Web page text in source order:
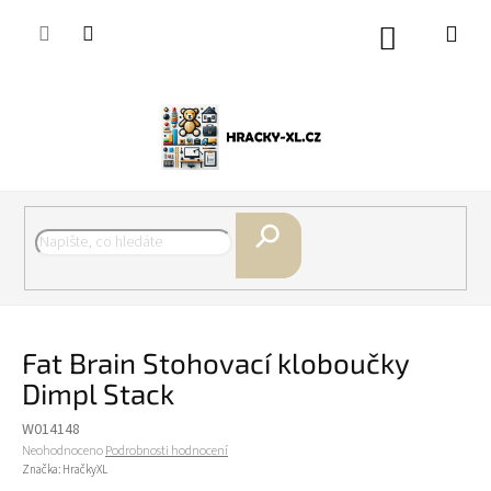
Nákupní
Fat Brain Stohovací kloboučky
Dimpl Stack
W014148
Průměrné
hodnocení
NeohodnocenoPodrobnosti hodnocení
Značka: HračkyXL